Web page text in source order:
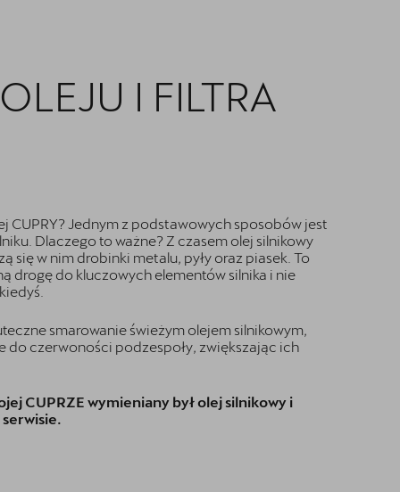
I FILTRA
CUPRY? Jednym z podstawowych sposobów jest
Dlaczego to ważne? Z czasem olej silnikowy
się w nim drobinki metalu, pyły oraz piasek. To
drogę do kluczowych elementów silnika i nie
smarowanie świeżym olejem silnikowym,
do czerwoności podzespoły, zwiększając ich
CUPRZE wymieniany był olej silnikowy i